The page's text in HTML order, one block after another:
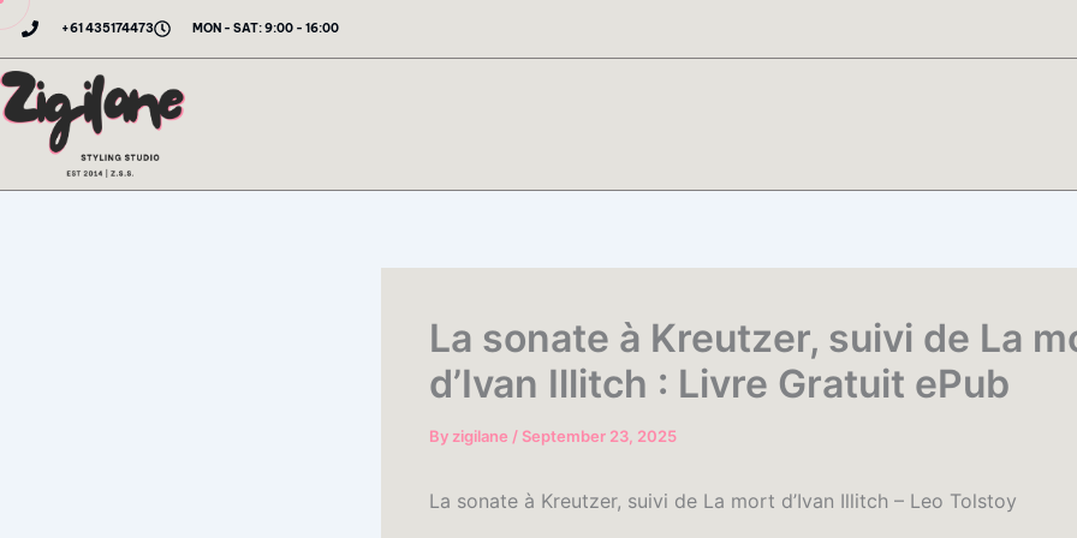
Skip
content
+61 435174473 MON - SAT: 9:00 - 16:00
La sonate à Kreutzer, suivi de La
d’Ivan Illitch : Livre Gratuit ePub
By zigilane /September 23, 2025
La sonate à Kreutzer, suivi de La mort d’Ivan Illitch – Leo Tolstoy